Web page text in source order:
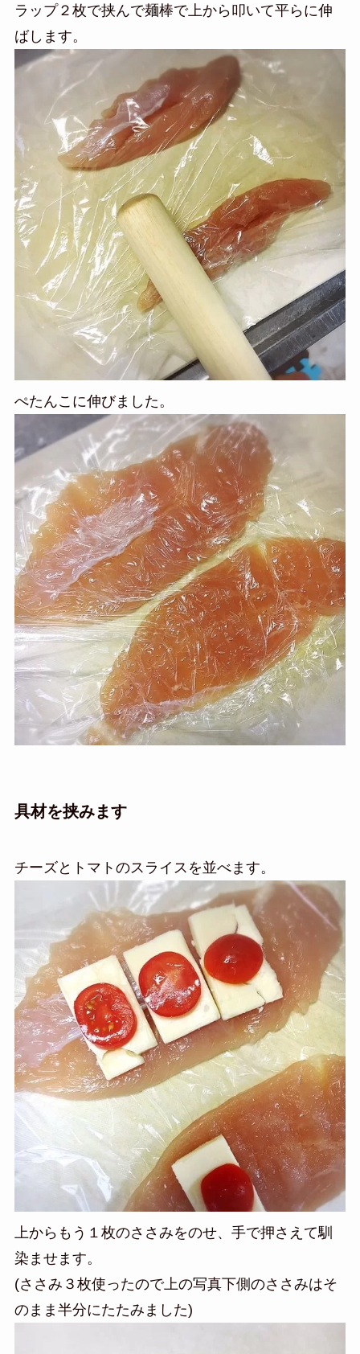
ラップ２枚で挟んで麺棒で上から叩いて平らに伸
ばします。
ぺたんこに伸びました。
具材を挟みます
チーズとトマトのスライスを並べます。
上からもう１枚のささみをのせ、手で押さえて馴
染ませます。
(ささみ３枚使ったので上の写真下側のささみはそ
のまま半分にたたみました)